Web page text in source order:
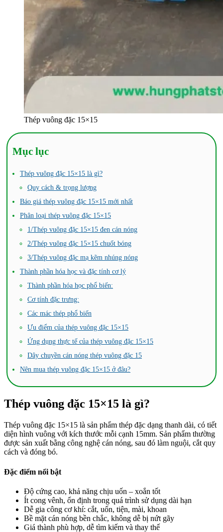
Thép vuông đặc 15×15
Mục lục
Thép vuông đặc 15×15 là gì?
Quy cách & trọng lượng
Báo giá thép vuông đặc 15×15 mới nhất
Phân loại thép vuông đặc 15×15
1/Thép vuông đặc 15×15 đen cán nóng
2/Thép vuông đặc 15×15 chuốt bóng
3/Thép vuông đặc mạ kẽm nhúng nóng
Thành phần hóa học và đặc tính cơ lý
Thành phần hóa học phổ biến:
Cơ tính đặc trưng:
Các mác thép phổ biến
Ưu điểm của thép vuông đặc 15×15
Ứng dụng thực tế của thép vuông đặc 15×15
Dây chuyền cán nóng thép vuông đặc 15
Nên mua thép vuông đặc 15×15 ở đâu?
Thép vuông đặc 15×15 là gì?
Thép vuông đặc 15×15 là sản phẩm thép đặc dạng thanh dài, có tiết
diện hình vuông với kích thước mỗi cạnh 15mm. Sản phẩm thường
được sản xuất bằng công nghệ cán nóng, sau đó làm nguội, cắt quy
cách và đóng bó.
Đặc điểm nổi bật
Độ cứng cao, khả năng chịu uốn – xoắn tốt
Ít cong vênh, ổn định trong quá trình sử dụng dài hạn
Dễ gia công cơ khí: cắt, uốn, tiện, mài, khoan
Bề mặt cán nóng bền chắc, không dễ bị nứt gãy
Giá thành phù hợp, dễ tìm kiếm và thay thế